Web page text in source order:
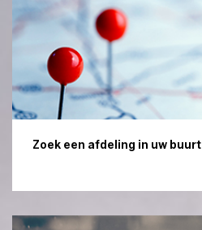
Zoek een afdeling in uw buurt